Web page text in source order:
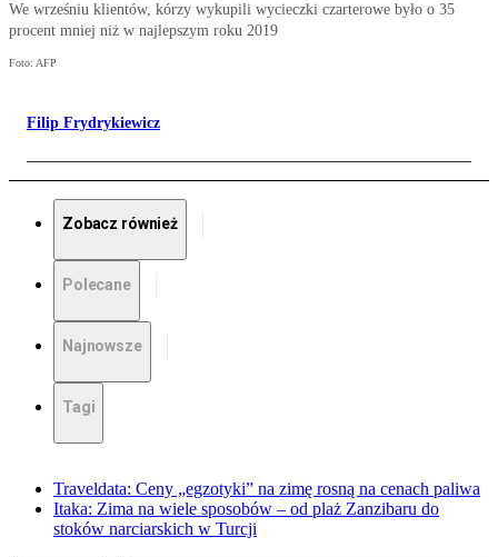
We wrześniu klientów, kórzy wykupili wycieczki czarterowe było o 35
procent mniej niż w najlepszym roku 2019
Foto: AFP
Filip Frydrykiewicz
Zobacz również
Polecane
Najnowsze
Tagi
Traveldata: Ceny „egzotyki” na zimę rosną na cenach paliwa
Itaka: Zima na wiele sposobów – od plaż Zanzibaru do
stoków narciarskich w Turcji